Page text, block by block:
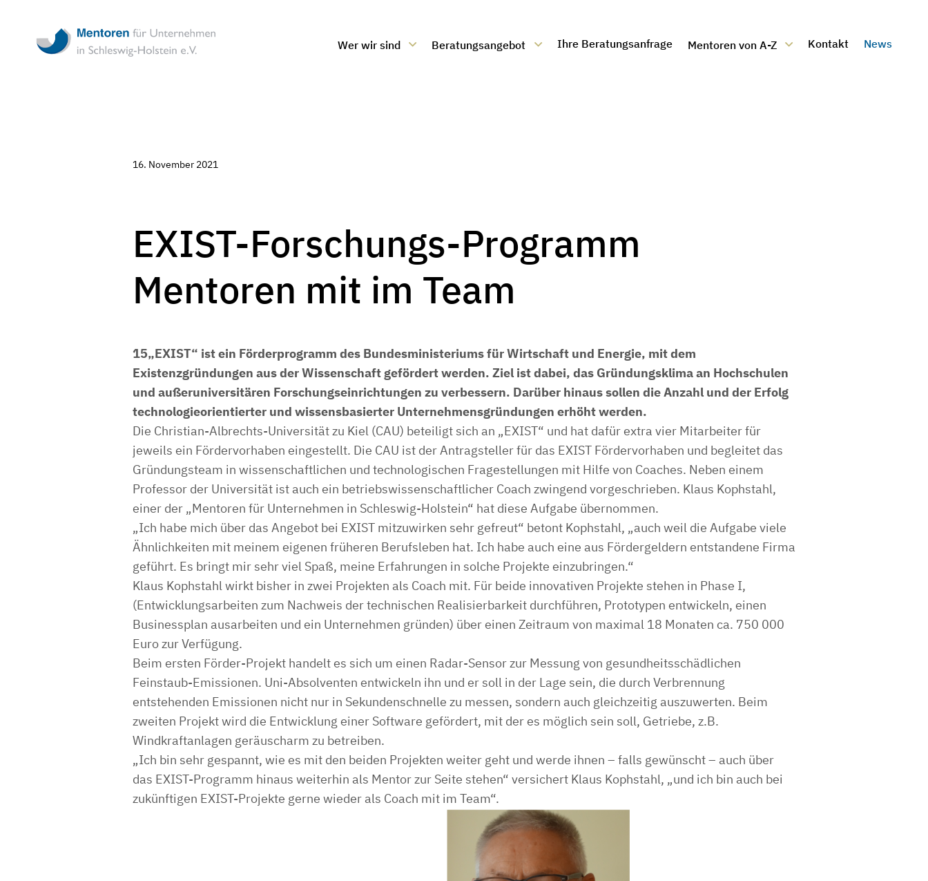
Schleswig-
Holstein
Wer wir sind Beratungsangebot Ihre Beratungsanfrage Mentoren von A-Z Kontakt News
16. November 2021
EXIST-Forschungs-Programm
Mentoren mit im Team
15„EXIST“ ist ein Förderprogramm des Bundesministeriums für Wirtschaft und Energie, mit dem
Existenzgründungen aus der Wissenschaft gefördert werden. Ziel ist dabei, das Gründungsklima an Hochschulen
und außeruniversitären Forschungseinrichtungen zu verbessern. Darüber hinaus sollen die Anzahl und der Erfolg
technologieorientierter und wissensbasierter Unternehmensgründungen erhöht werden.
Die Christian-Albrechts-Universität zu Kiel (CAU) beteiligt sich an „EXIST“ und hat dafür extra vier Mitarbeiter für
jeweils ein Fördervorhaben eingestellt. Die CAU ist der Antragsteller für das EXIST Fördervorhaben und begleitet das
Gründungsteam in wissenschaftlichen und technologischen Fragestellungen mit Hilfe von Coaches. Neben einem
Professor der Universität ist auch ein betriebswissenschaftlicher Coach zwingend vorgeschrieben. Klaus Kophstahl,
einer der „Mentoren für Unternehmen in Schleswig-Holstein“ hat diese Aufgabe übernommen.
„Ich habe mich über das Angebot bei EXIST mitzuwirken sehr gefreut“ betont Kophstahl, „auch weil die Aufgabe viele
Ähnlichkeiten mit meinem eigenen früheren Berufsleben hat. Ich habe auch eine aus Fördergeldern entstandene Firma
geführt. Es bringt mir sehr viel Spaß, meine Erfahrungen in solche Projekte einzubringen.“
Klaus Kophstahl wirkt bisher in zwei Projekten als Coach mit. Für beide innovativen Projekte stehen in Phase I,
(Entwicklungsarbeiten zum Nachweis der technischen Realisierbarkeit durchführen, Prototypen entwickeln, einen
Businessplan ausarbeiten und ein Unternehmen gründen) über einen Zeitraum von maximal 18 Monaten ca. 750 000
Euro zur Verfügung.
Beim ersten Förder-Projekt handelt es sich um einen Radar-Sensor zur Messung von gesundheitsschädlichen
Feinstaub-Emissionen. Uni-Absolventen entwickeln ihn und er soll in der Lage sein, die durch Verbrennung
entstehenden Emissionen nicht nur in Sekundenschnelle zu messen, sondern auch gleichzeitig auszuwerten. Beim
zweiten Projekt wird die Entwicklung einer Software gefördert, mit der es möglich sein soll, Getriebe, z.B.
Windkraftanlagen geräuscharm zu betreiben.
„Ich bin sehr gespannt, wie es mit den beiden Projekten weiter geht und werde ihnen – falls gewünscht – auch über
das EXIST-Programm hinaus weiterhin als Mentor zur Seite stehen“ versichert Klaus Kophstahl, „und ich bin auch bei
zukünftigen EXIST-Projekte gerne wieder als Coach mit im Team“.